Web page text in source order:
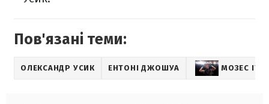
Пов'язані теми:
ОЛЕКСАНДР УСИК ЕНТОНІ ДЖОШУА МОЗЕС